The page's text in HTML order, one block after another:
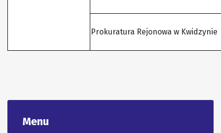
Menu
Prokuratura Rejonowa w Kwidzynie